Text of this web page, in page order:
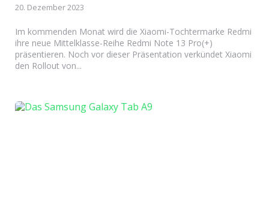
20. Dezember 2023
Im kommenden Monat wird die Xiaomi-Tochtermarke Redmi
ihre neue Mittelklasse-Reihe Redmi Note 13 Pro(+)
präsentieren. Noch vor dieser Präsentation verkündet Xiaomi
den Rollout von...